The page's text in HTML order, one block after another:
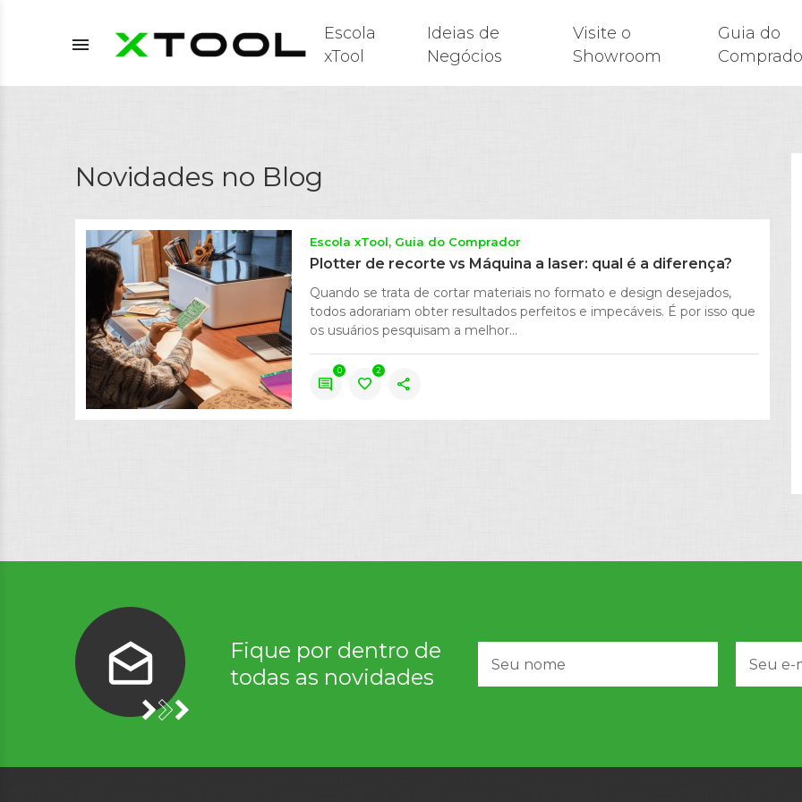
menu
Escola
xTool
Ideias de
Negócios
Visite o
Showroom
Guia do
Novidades no Blog
Escola xTool Guia do Comprador
Plotter de recorte vs Máquina a laser: qual é a diferença?
Quando se trata de cortar materiais no formato e design desejados,
todos adorariam obter resultados perfeitos e impecáveis. É por isso que
os usuários pesquisam a melhor...
comment
0
favorite
2
share
Fique por dentro de
todas as novidades